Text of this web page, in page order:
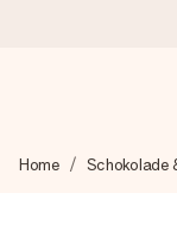
Wir bereiten
Home Schokolade